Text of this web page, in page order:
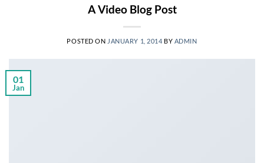
A Video Blog Post
POSTED ON JANUARY 1, 2014 BY ADMIN
01
Jan